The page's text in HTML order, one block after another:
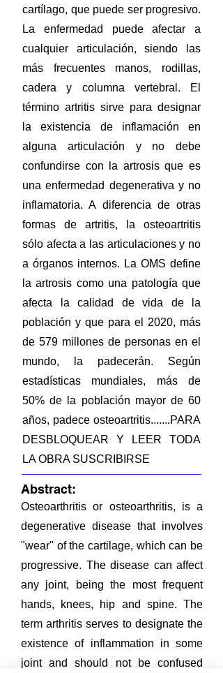
cartílago, que puede ser progresivo.
La enfermedad puede afectar a
cualquier articulación, siendo las
más frecuentes manos, rodillas,
cadera y columna vertebral. El
término artritis sirve para designar
la existencia de inflamación en
alguna articulación y no debe
confundirse con la artrosis que es
una enfermedad degenerativa y no
inflamatoria. A diferencia de otras
formas de artritis, la osteoartritis
sólo afecta a las articulaciones y no
a órganos internos. La OMS define
la artrosis como una patología que
afecta la calidad de vida de la
población y que para el 2020, más
de 579 millones de personas en el
mundo, la padecerán. Según
estadísticas mundiales, más de
50% de la población mayor de 60
años, padece osteoartritis.......PARA
DESBLOQUEAR Y LEER TODA
LA OBRA SUSCRIBIRSE
Osteoarthritis or osteoarthritis, is a
degenerative disease that involves
"wear" of the cartilage, which can be
progressive. The disease can affect
any joint, being the most frequent
hands, knees, hip and spine. The
term arthritis serves to designate the
existence of inflammation in some
joint and should not be confused
Abstract: